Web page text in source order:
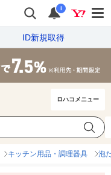
i
ID新規取得
ロハコメニュー
対
キッチン用品・調理器具 泡